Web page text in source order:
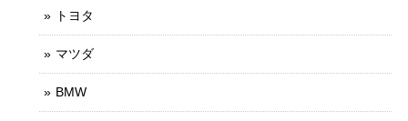
トヨタ
マツダ
BMW